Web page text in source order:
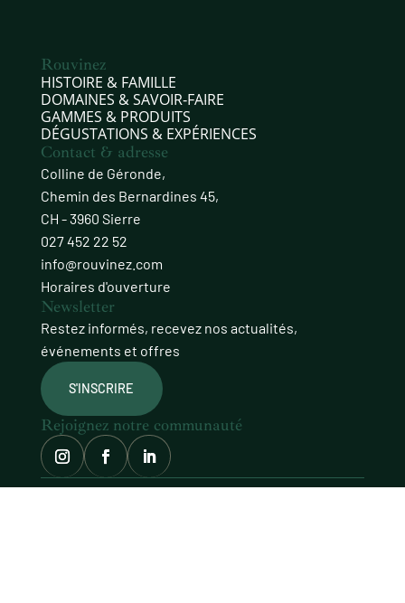
Rouvinez
HISTOIRE & FAMILLE
DOMAINES & SAVOIR‑FAIRE
GAMMES & PRODUITS
DÉGUSTATIONS & EXPÉRIENCES
Contact & adresse
Colline de Géronde,
Chemin des Bernardines 45,
CH - 3960 Sierre
027 452 22 52
info@rouvinez.com
Horaires d'ouverture
Newsletter
Restez informés, recevez nos actualités,
événements et offres
S'INSCRIRE
Rejoignez notre communauté